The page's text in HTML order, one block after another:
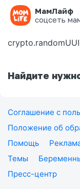
МамЛайф
соцсеть
Ошибка на
Найдите
Соглашение с
Положение об
Помощь
Темы
Пресс-центр